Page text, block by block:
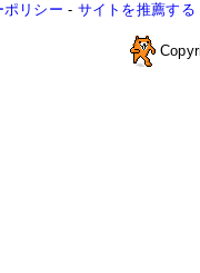
ポリシー - サイトを推薦する